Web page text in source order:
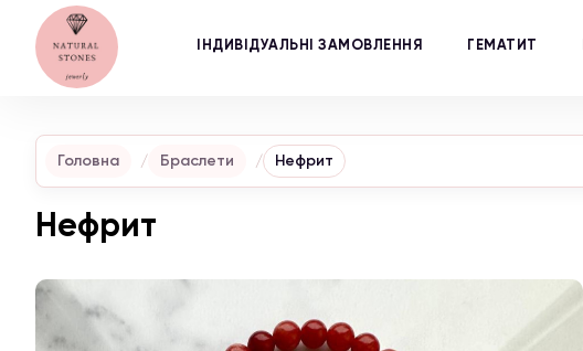
ІНДИВІДУАЛЬНІ ЗАМОВЛЕННЯ ГЕМАТИТ
Головна Браслети Нефрит
Нефрит